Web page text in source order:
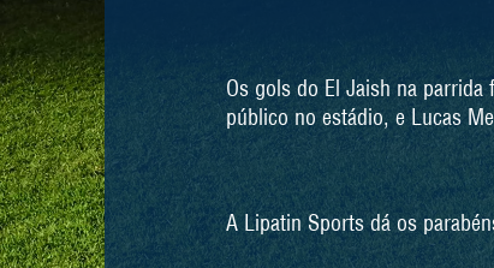
Os gols do El Jaish na
público no estádio, e Lucas
A Lipatin Sports dá os